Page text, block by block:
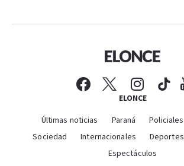
ELONCE
Últimas noticias Paraná Policiales
Sociedad
Internacionales Deportes
Espectáculos